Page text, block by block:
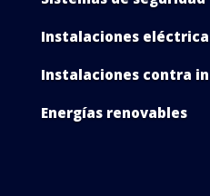
Instalaciones
Instalaciones contra
Energías renovables